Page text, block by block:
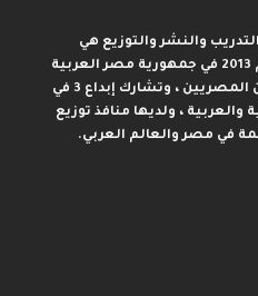
والنشر والتوزيع هي
مؤسسة مصرية تأسست عام 2013 في جمهورية مصر العربية
، وهي عضو في اتحاد الناشرين المصريين ، وتشارك إبداع 3 في
، ولديها منافذ توزيع
في مصر والعالم العربي.